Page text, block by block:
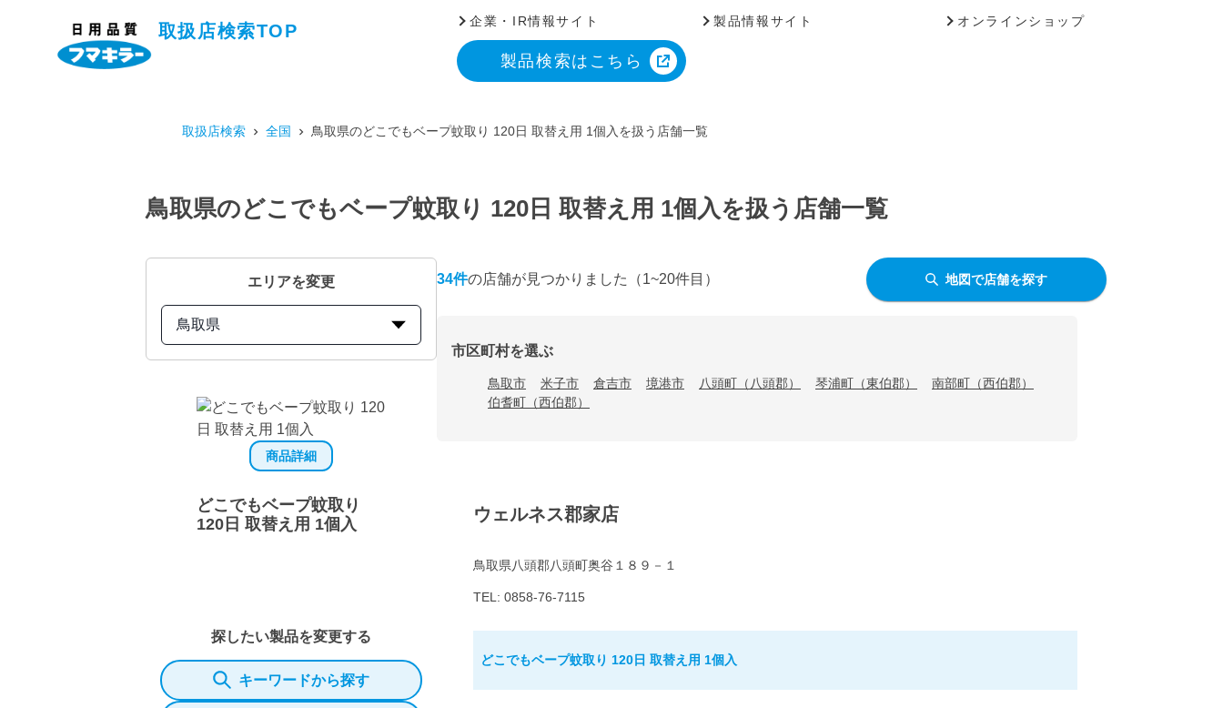
取扱店検索TOP
企業・IR情報サイト 製品情報サイト オンラインショップ
製品検索はこちら
取扱店検索 全国 鳥取県のどこでもベープ蚊取り 120日 取替え用 1個入を扱う店舗一覧
鳥取県のどこでもベープ蚊取り 120日 取替え用 1個入を扱う店舗一覧
エリアを変更
鳥取県
商品詳細
どこでもベープ蚊取り
120日 取替え用 1個入
探したい製品を変更する
キーワードから探す
34件の店舗が見つかりました （1~20件目） 地図で店舗を探す
市区町村を選ぶ
鳥取市 米子市 倉吉市 境港市 八頭町（八頭郡） 琴浦町（東伯郡）
南部町（西伯郡）
伯耆町（西伯郡）
ウェルネス郡家店
鳥取県八頭郡八頭町奥谷１８９－１
TEL: 0858-76-7115
どこでもベープ蚊取り 120日 取替え用 1個入